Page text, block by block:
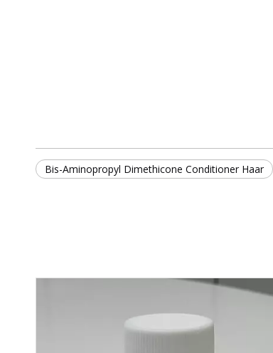
Bis-Aminopropyl Dimethicone Conditioner Haar